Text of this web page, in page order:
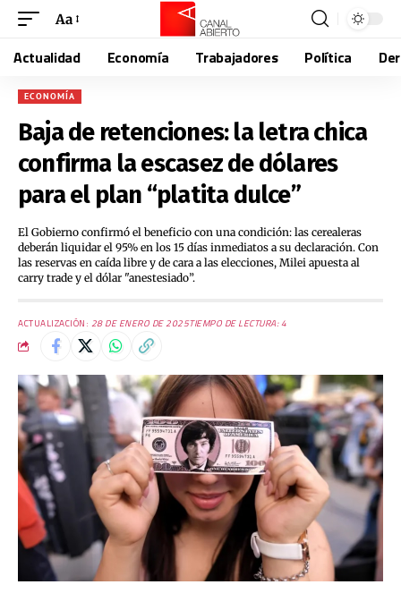
Aa
Actualidad Economía Trabajadores Política
ECONOMÍA
Baja de retenciones: la letra chica
confirma la escasez de dólares
para el plan “platita dulce”
El Gobierno confirmó el beneficio con una condición: las cerealeras
deberán liquidar el 95% en los 15 días inmediatos a su declaración. Con
las reservas en caída libre y de cara a las elecciones, Milei apuesta al
carry trade y el dólar "anestesiado”.
ACTUALIZACIÓN: 28 DE ENERO DE 2025TIEMPO DE LECTURA: 4